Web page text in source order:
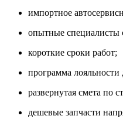
импортное
опытные специалисты
короткие сроки работ;
программа
развернутая смета по
дешевые запчасти